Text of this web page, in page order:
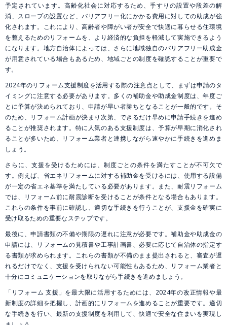
予定されています。高齢化社会に対応するため、手すりの設置や段差の解
消、スロープの設置など、バリアフリー化にかかる費用に対しての助成が強
化されます。これにより、高齢者や障がい者が安全で快適に暮らせる住環境
を整えるためのリフォームを、より経済的な負担を軽減して実施できるよう
になります。地方自治体によっては、さらに地域独自のバリアフリー助成金
が用意されている場合もあるため、地域ごとの制度を確認することが重要で
す。
2024年のリフォーム支援制度を活用する際の注意点として、まずは申請のタ
イミングに注意する必要があります。多くの補助金や助成金制度は、年度ご
とに予算が決められており、申請が早い者勝ちとなることが一般的です。そ
のため、リフォーム計画が決まり次第、できるだけ早めに申請手続きを進め
ることが推奨されます。特に人気のある支援制度は、予算が早期に消化され
ることが多いため、リフォーム業者と連携しながら速やかに手続きを進めま
しょう。
さらに、支援を受けるためには、制度ごとの条件を満たすことが不可欠で
す。例えば、省エネリフォームに対する補助金を受けるには、使用する設備
が一定の省エネ基準を満たしている必要があります。また、耐震リフォーム
では、リフォーム前に耐震診断を受けることが条件となる場合もあります。
これらの条件を事前に確認し、適切な手続きを行うことが、支援金を確実に
受け取るための重要なステップです。
最後に、申請書類の不備や期限の遅れに注意が必要です。補助金や助成金の
申請には、リフォームの見積書や工事計画書、必要に応じて自治体の指定す
る書類が求められます。これらの書類が不備のまま提出されると、審査が遅
れるだけでなく、支援を受けられない可能性もあるため、リフォーム業者と
十分にコミュニケーションを取りながら手続きを進めましょう。
「リフォーム 支援」を最大限に活用するためには、2024年の改正情報や最
新制度の詳細を把握し、計画的にリフォームを進めることが重要です。適切
な手続きを行い、最新の支援制度を利用して、快適で安全な住まいを実現し